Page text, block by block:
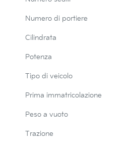
Numero di portiere
Cilindrata
Potenza
Tipo di veicolo
Prima immatricolazione
Peso a vuoto
Trazione